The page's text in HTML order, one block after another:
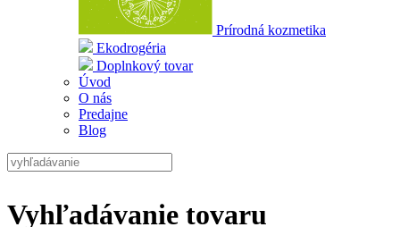
Prírodná kozmetika
Ekodrogéria
Doplnkový tovar
Úvod
O nás
Predajne
Blog
Vyhľadávanie tovaru